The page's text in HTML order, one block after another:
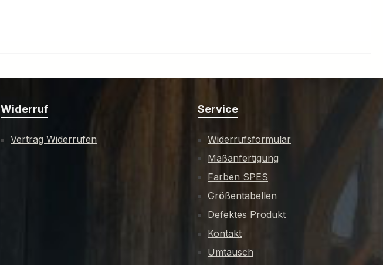
Widerruf
Vertrag Widerrufen
Service
Widerrufsformular
Maßanfertigung
Farben SPES
Größentabellen
Defektes Produkt
Kontakt
Umtausch